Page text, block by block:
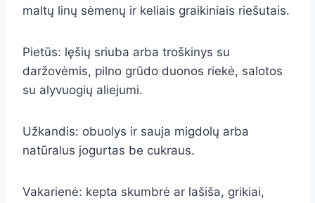
maltų linų sėmenų ir keliais graikiniais riešutais.
Pietūs: lęšių sriuba arba troškinys su
daržovėmis, pilno grūdo duonos riekė, salotos
su alyvuogių aliejumi.
Užkandis: obuolys ir sauja migdolų arba
natūralus jogurtas be cukraus.
Vakarienė: kepta skumbrė ar lašiša, grikiai,